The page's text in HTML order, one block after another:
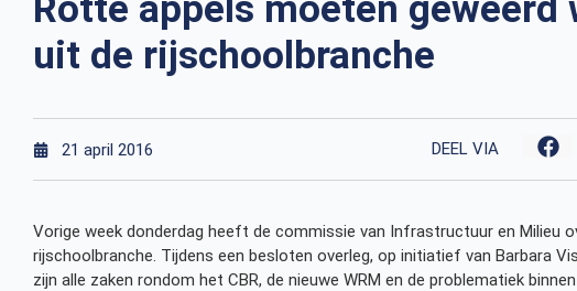
Rotte appels moeten geweerd
uit de rijschoolbranche
21 april 2016 DEEL VIA
Vorige week donderdag heeft de commissie van Infrastructuur en Milieu
rijschoolbranche. Tijdens een besloten overleg, op initiatief van Barbara
zijn alle zaken rondom het CBR, de nieuwe WRM en de problematiek